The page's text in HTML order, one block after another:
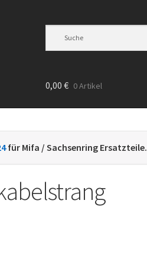
0,00 € 0 Artikel
für Mifa / Sachsenring Ersatzteile.